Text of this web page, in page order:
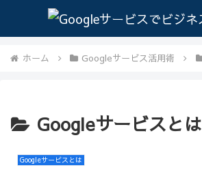
ホーム Googleサービス活用術
Googleサービスとは
Googleサービスとは